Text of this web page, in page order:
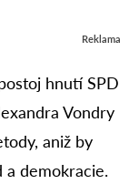
Reklama
hnutí SPD
Vondry
aniž by
a demokracie.